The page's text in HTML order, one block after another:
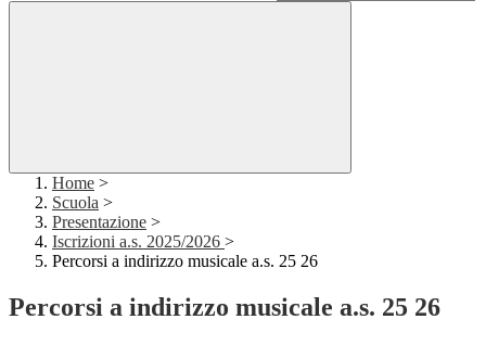
Home >
Scuola >
Presentazione >
Iscrizioni a.s. 2025/2026 >
Percorsi a indirizzo musicale a.s. 25 26
Percorsi a indirizzo musicale a.s. 25 26